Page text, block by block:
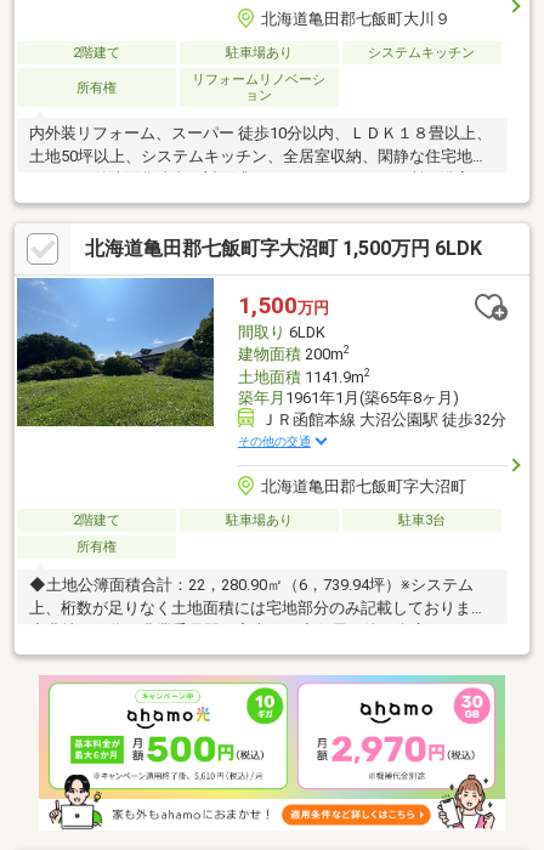
北海道亀田郡七飯町大川９
2階建て 駐車場あり システムキッチン
所有権
リフォームリノベーシ
ョン
内外装リフォーム、スーパー 徒歩10分以内、ＬＤＫ１８畳以上、
土地50坪以上、システムキッチン、全居室収納、閑静な住宅地、
坪以上、２階建、温水洗浄便座、浴室に窓、ＴＶモニタ付インタ
ーホン
北海道亀田郡七飯町字大沼町 1,500万円 6LDK
1,500万円
間取り 6LDK
建物面積200m2
土地面積1141.9m2
築年月 1961年1月(築65年8ヶ月)
ＪＲ函館本線 大沼公園駅 徒歩32分
その他の交通
北海道亀田郡七飯町字大沼町
2階建て 駐車場あり
駐車3台
所有権
◆土地公簿面積合計：22，280.90㎡（6，739.94坪）※システム
上、桁数が足りなく土地面積には宅地部分のみ記載しております
３３㎡・家屋：１９．２５㎡あり【土地内訳】宅地：１１４１．
９㎡・畑：６６２９㎡・田：７３２５㎡・原野：３５７９㎡・雑
種地：１２９５㎡・山林：２３１１㎡